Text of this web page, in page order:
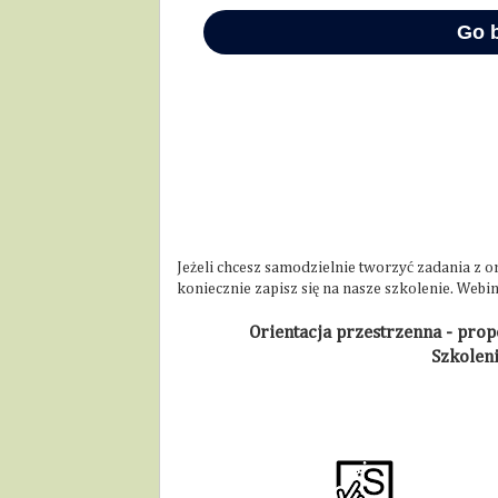
Jeżeli chcesz samodzielnie tworzyć zadania z
koniecznie zapisz się na nasze szkolenie.
Orientacja przestrzenna -